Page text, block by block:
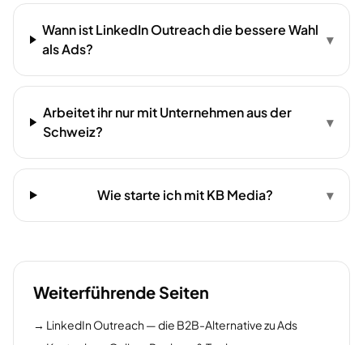
Wann ist LinkedIn Outreach die bessere Wahl
als Ads?
▾
Arbeitet ihr nur mit Unternehmen aus der
Schweiz?
▾
Wie starte ich mit KB Media? ▾
Weiterführende Seiten
→ LinkedIn Outreach — die B2B-Alternative zu Ads